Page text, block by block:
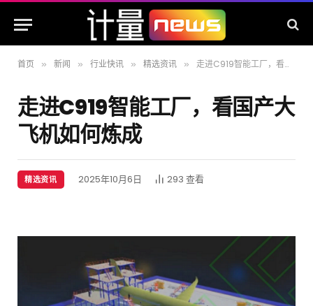
首页 » 新闻 » 行业快讯 » 精选资讯 » 走进C919智能工厂，看国产大飞机如何炼成
走进C919智能工厂，看国产大
飞机如何炼成
精选资讯 2025年10月6日 293 查看